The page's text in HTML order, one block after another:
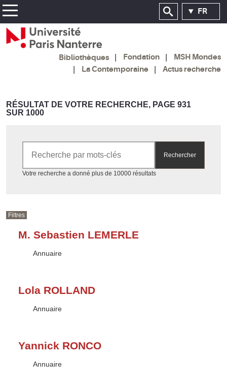
FR
Bibliothèques Fondation
MSH Mondes
La Contemporaine
Actus recherche
RÉSULTAT DE VOTRE RECHERCHE, PAGE 931
SUR 1000
Rechercher
Votre recherche a donné plus de 10000 résultatsAccéder aux résultats
Filtres
M. Sebastien LEMERLE
Type :
Annuaire
Lola ROLLAND
Type :
Annuaire
Yannick RONCO
Type :
Annuaire